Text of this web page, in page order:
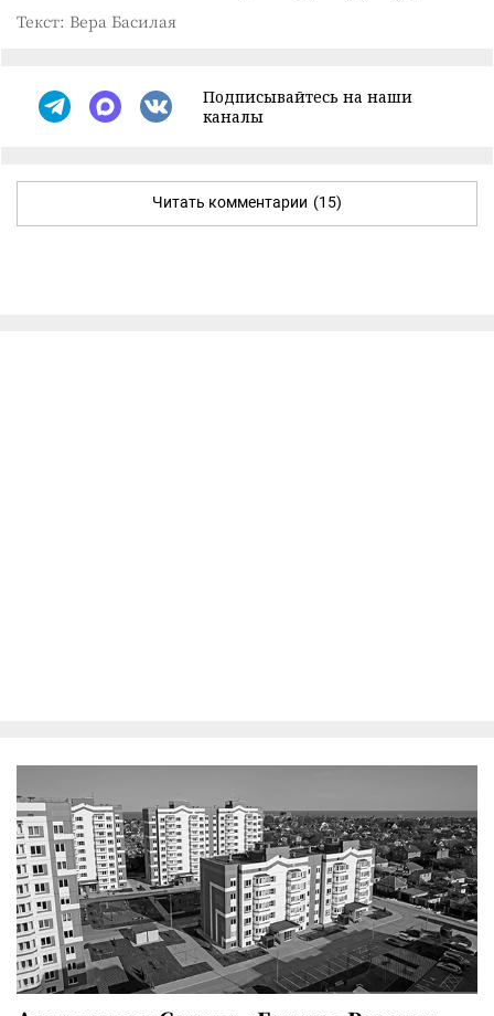
Текст: Вера Басилая
Подписывайтесь на наши
каналы
Читать комментарии (15)